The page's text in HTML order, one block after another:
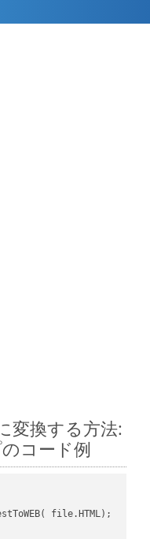
変換する方法:
コード例
file.HTML);